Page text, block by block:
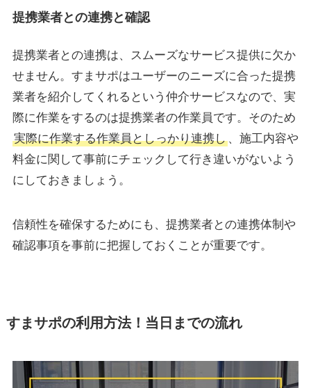
提携業者との連携と確認
提携業者との連携は、スムーズなサービス提供に欠か
せません。すまサポはユーザーのニーズに合った提携
業者を紹介してくれるという仲介サービスなので、実
際に作業をするのは提携業者の作業員です。そのため
実際に作業する作業員としっかり連携し、施工内容や
料金に関して事前にチェックして行き違いがないよう
にしておきましょう。
信頼性を確保するためにも、提携業者との連携体制や
確認事項を事前に把握しておくことが重要です。
すまサポの利用方法！当日までの流れ